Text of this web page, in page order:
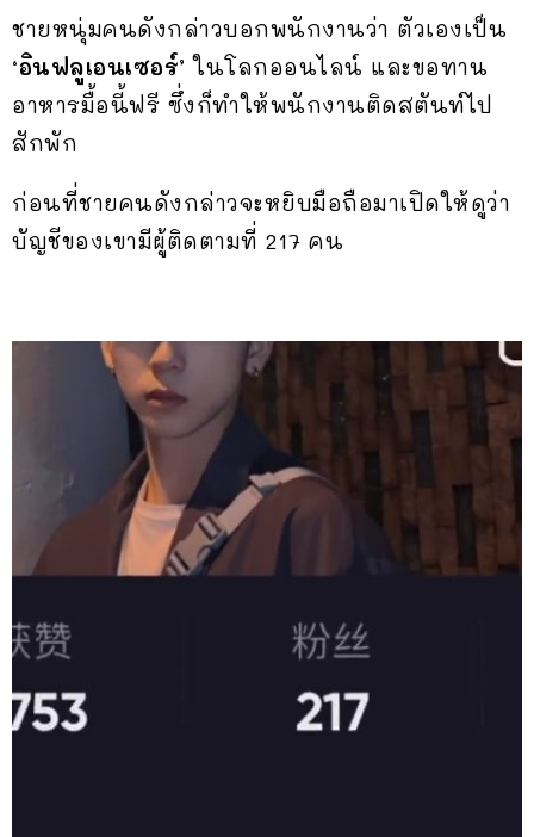
ชายหนุ่มคนดังกล่าวบอกพนักงานว่า ตัวเองเป็น
‘อินฟลูเอนเซอร์’ ในโลกออนไลน์ และขอทาน
อาหารมื้อนี้ฟรี ซึ่งก็ทำให้พนักงานติดสตันท์ไป
สักพัก
ก่อนที่ชายคนดังกล่าวจะหยิบมือถือมาเปิดให้ดูว่า
บัญชีของเขามีผู้ติดตามที่ 217 คน